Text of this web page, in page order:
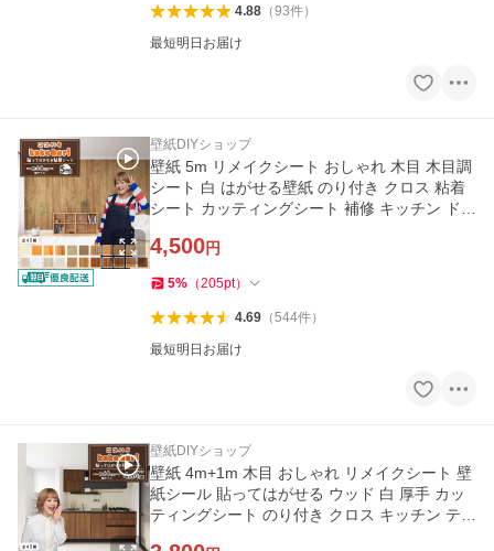
4.88（93件）
最短明日お届け
壁紙DIYショップ
壁紙 5m リメイクシート おしゃれ 木目 木目調
シート 白 はがせる壁紙 のり付き クロス 粘着
シート カッティングシート 補修 キッチン ドア
4,500円
5% （205pt）
4.69（544件）
最短明日お届け
壁紙DIYショップ
壁紙 4m+1m 木目 おしゃれ リメイクシート 壁
紙シール 貼ってはがせる ウッド 白 厚手 カッ
ティングシート のり付き クロス キッチン テー